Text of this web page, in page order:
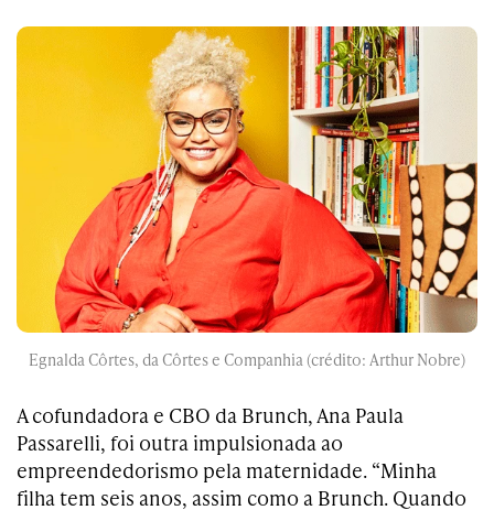
Egnalda Côrtes, da Côrtes e Companhia (crédito: Arthur Nobre)
A cofundadora e CBO da Brunch, Ana Paula
Passarelli, foi outra impulsionada ao
empreendedorismo pela maternidade. “Minha
filha tem seis anos, assim como a Brunch. Quando